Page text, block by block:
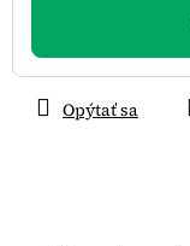
Opýtať sa